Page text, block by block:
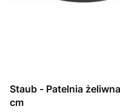
Staub - Patelnia
cm